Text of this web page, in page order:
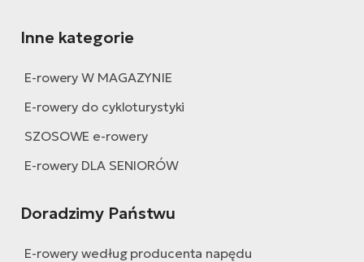
Inne kategorie
E-rowery W MAGAZYNIE
E-rowery do cykloturystyki
SZOSOWE e-rowery
E-rowery DLA SENIORÓW
Doradzimy Państwu
E-rowery według producenta napędu